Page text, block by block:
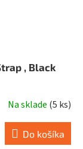
, Black
Na sklade (5 ks)
Do košíka